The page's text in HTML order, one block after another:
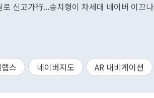
로 신고가行...송치형이 차세대 네이버 이끄나
스 네이버지도 AR 내비게이션